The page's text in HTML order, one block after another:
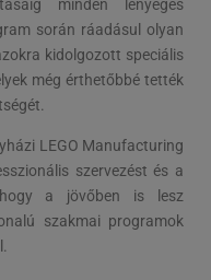
minden lényeges
során ráadásul olyan
kidolgozott speciális
még érthetőbbé tették
LEGO Manufacturing
szervezést és a
hogy a jövőben is lesz
szakmai programok